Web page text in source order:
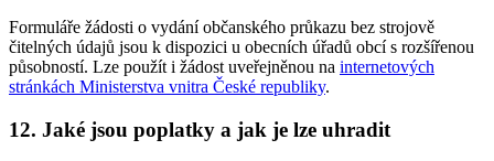
Formuláře žádosti o vydání občanského průkazu bez strojově
čitelných údajů jsou k dispozici u obecních úřadů obcí s rozšířenou
působností. Lze použít i žádost uveřejněnou na internetových
stránkách Ministerstva vnitra České republiky.
12. Jaké jsou poplatky a jak je lze uhradit